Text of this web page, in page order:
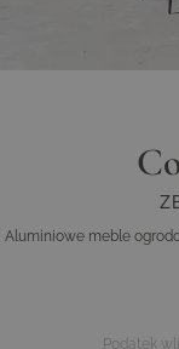
Aluminiowe meble
Podatek